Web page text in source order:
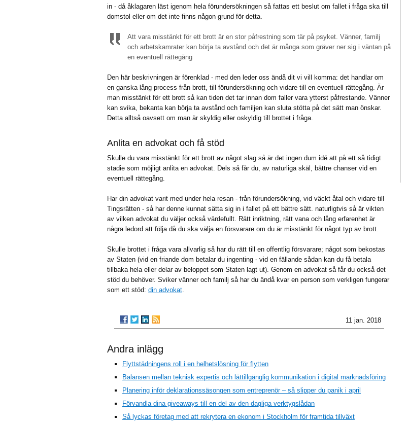
in - då åklagaren läst igenom hela förundersökningen så fattas ett beslut om fallet i fråga ska till
domstol eller om det inte finns någon grund för detta.
Att vara misstänkt för ett brott är en stor påfrestning som tär på psyket. Vänner, familj
och arbetskamrater kan börja ta avstånd och det är många som gräver ner sig i väntan på
en eventuell rättegång
Den här beskrivningen är förenklad - med den leder oss ändå dit vi vill komma: det handlar om
en ganska lång process från brott, till förundersökning och vidare till en eventuell rättegång. Är
man misstänkt för ett brott så kan tiden det tar innan dom faller vara ytterst påfrestande. Vänner
kan svika, bekanta kan börja ta avstånd och familjen kan sluta stötta på det sätt man önskar.
Detta alltså oavsett om man är skyldig eller oskyldig till brottet i fråga.
Anlita en advokat och få stöd
Skulle du vara misstänkt för ett brott av något slag så är det ingen dum idé att på ett så tidigt
stadie som möjligt anlita en advokat. Dels så får du, av naturliga skäl, bättre chanser vid en
eventuell rättegång.
Har din advokat varit med under hela resan - från förundersökning, vid väckt åtal och vidare till
Tingsrätten - så har denne kunnat sätta sig in i fallet på ett bättre sätt. naturligtvis så är vikten
av vilken advokat du väljer också värdefullt. Rätt inriktning, rätt vana och lång erfarenhet är
några ledord att följa då du ska välja en försvarare om du är misstänkt för något typ av brott.
Skulle brottet i fråga vara allvarlig så har du rätt till en offentlig försvarare; något som bekostas
av Staten (vid en friande dom betalar du ingenting - vid en fällande sådan kan du få betala
tillbaka hela eller delar av beloppet som Staten lagt ut). Genom en advokat så får du också det
stöd du behöver. Sviker vänner och familj så har du ändå kvar en person som verkligen fungerar
som ett stöd: din advokat
11 jan. 2018
Andra inlägg
Flyttstädningens roll i en helhetslösning för flytten
Balansen mellan teknisk expertis och lättillgänglig kommunikation i digital marknadsföring
Planering inför deklarationssäsongen som entreprenör – så slipper du panik i april
Förvandla dina giveaways till en del av den dagliga verktygslådan
Så lyckas företag med att rekrytera en ekonom i Stockholm för framtida tillväxt